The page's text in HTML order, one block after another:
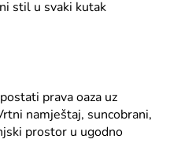
stil u svaki kutak
prava oaza uz
namještaj, suncobrani,
prostor u ugodno